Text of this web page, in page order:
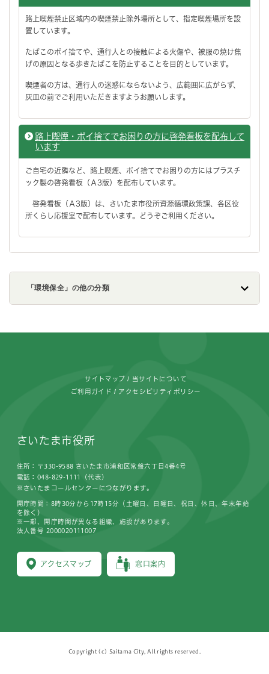
路上喫煙禁止区域内の喫煙禁止除外場所として、指定喫煙場所を設
置しています。
たばこのポイ捨てや、通行人との接触による火傷や、被服の焼け焦
げの原因となる歩きたばこを防止することを目的としています。
喫煙者の方は、通行人の迷惑にならないよう、広範囲に広がらず、
灰皿の前でご利用いただきますようお願いします。
路上喫煙・ポイ捨てでお困りの方に啓発看板を配布して
います
ご自宅の近隣など、路上喫煙、ポイ捨てでお困りの方にはプラスチ
ック製の啓発看板（Ａ3版）を配布しています。
啓発看板（Ａ3版）は、さいたま市役所資源循環政策課、各区役
所くらし応援室で配布しています。どうぞご利用ください。
「環境保全」の他の分類
サイトマップ 当サイトについて
ご利用ガイド アクセシビリティポリシー
さいたま市役所
住所：〒330-9588 さいたま市浦和区常盤六丁目4番4号
電話：048-829-1111（代表）
※さいたまコールセンターにつながります。
アクセスマップ 窓口案内
開庁時間：8時30分から17時15分（土曜日、日曜日、祝日、休日、年末年始
を除く）
※一部、開庁時間が異なる組織、施設があります。
法人番号 2000020111007
Copyright (c) Saitama City, All rights reserved.